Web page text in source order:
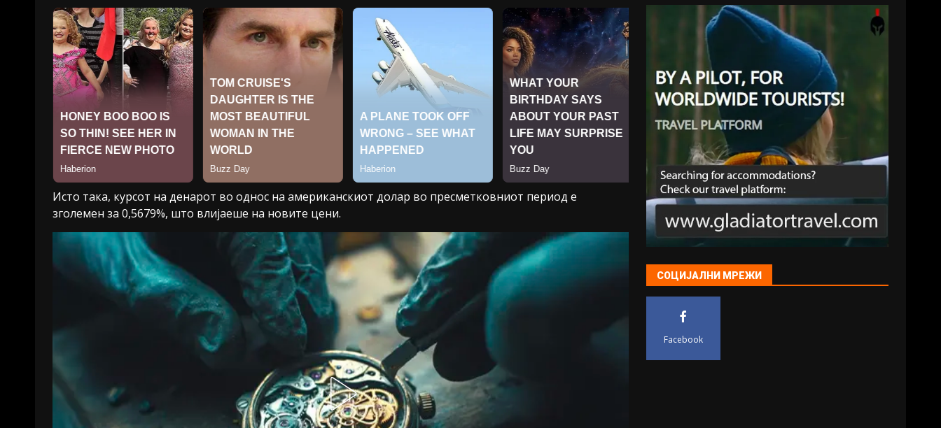
Исто така, курсот на денарот во однос на американскиот долар во пресметковниот период е
зголемен за 0,5679%, што влијаеше на новите цени.
СОЦИЈАЛНИ МРЕЖИ
Facebook